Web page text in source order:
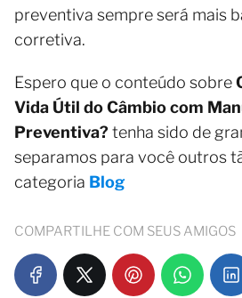
preventiva sempre será mais
corretiva.
Espero que o conteúdo sobre
Vida Útil do Câmbio com
Preventiva?tenha sido de
separamos para você outros
categoria Blog
COMPARTILHE COM SEUS AMIGOS